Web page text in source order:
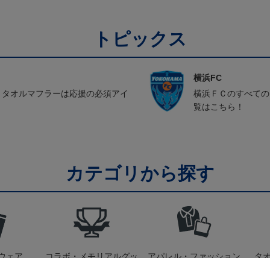
トピックス
オルマフラーは応援の必須アイ
横浜FC
横浜ＦＣのすべて
覧はこちら！
カテゴリから探す